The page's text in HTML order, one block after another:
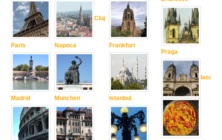
Paris
Madrid
Cluj
Napoca
Munchen
Frankfurt
Istanbul
Praga
Iasi